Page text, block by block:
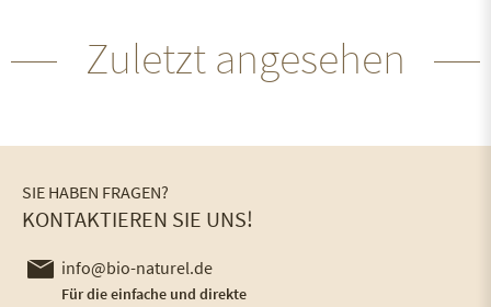
Zuletzt angesehen
SIE HABEN FRAGEN?
KONTAKTIEREN SIE UNS!
info@bio-naturel.de
Für die einfache und direkte